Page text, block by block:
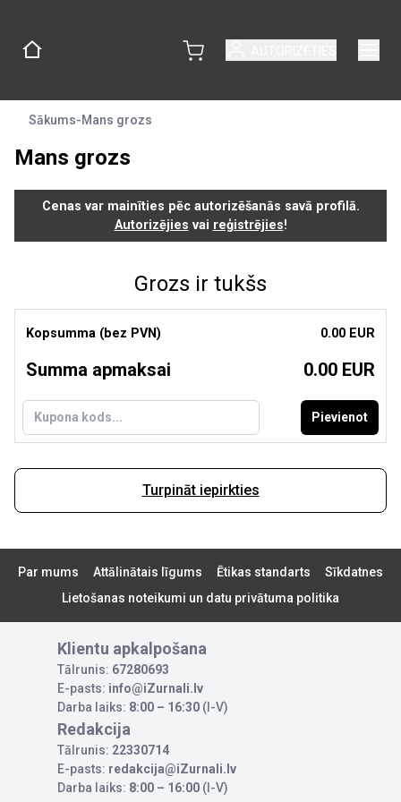
Sākums-Mans grozs
Mans grozs
Cenas var mainīties pēc autorizēšanās savā profilā.
Autorizējies vai reģistrējies!
Grozs ir tukšs
Kopsumma (bez PVN) 0.00 EUR
Summa apmaksai 0.00 EUR
Pievienot
Turpināt iepirkties
Par mums Attālinātais līgums Ētikas standarts
Sīkdatnes
Lietošanas noteikumi un datu privātuma politika
Klientu apkalpošana
Tālrunis: 67280693
E-pasts: info@iZurnali.lv
Darba laiks: 8:00 – 16:30 (I-V)
Redakcija
Tālrunis: 22330714
E-pasts: redakcija@iZurnali.lv
Darba laiks: 8:00 – 16:00 (I-V)